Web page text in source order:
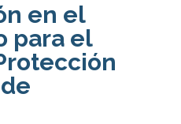
en el
para el